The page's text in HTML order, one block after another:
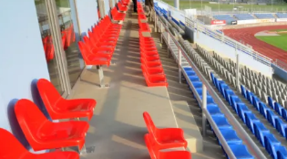
Curling
Dostihy
Florbal
Futsal